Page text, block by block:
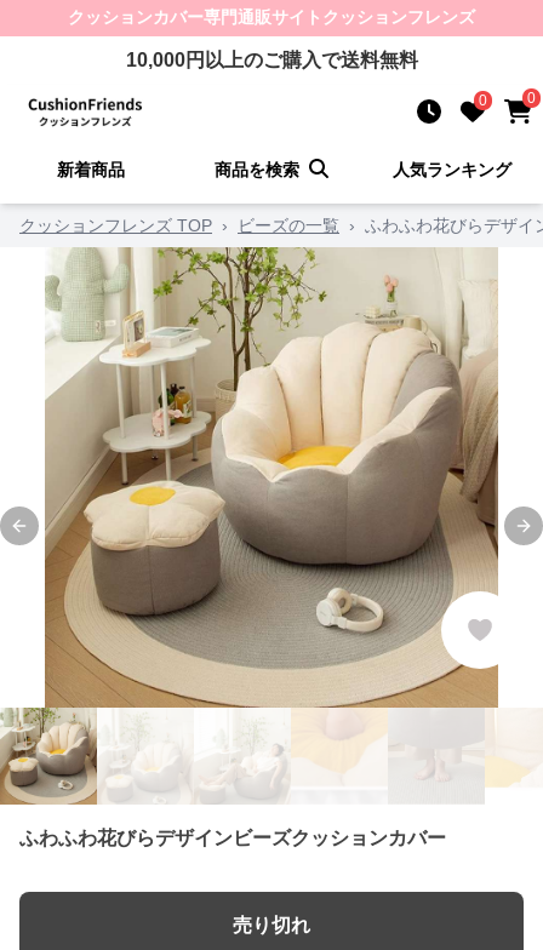
クッションカバー専門通販サイト クッションフレンズ
10,000円以上のご購入で送料無料
0 0
新着商品 商品を検索 人気ランキング
クッションフレンズ TOP › ビーズの一覧 › ふわふわ花びらデザイ
Previous slide
ふわふわ花びらデザインビーズクッションカバー
売り切れ